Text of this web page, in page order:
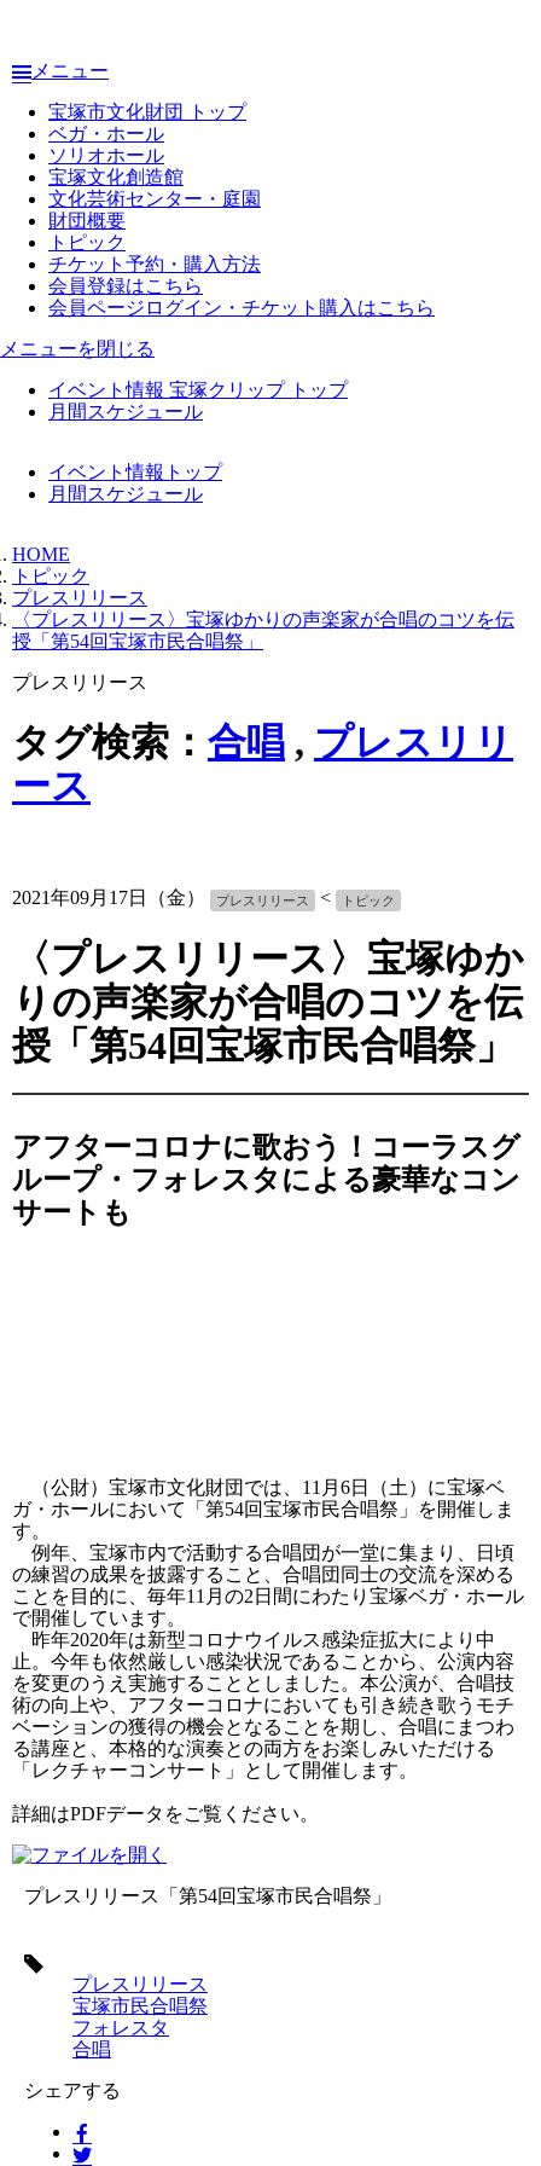
メニュー
宝塚市文化財団 トップ
ベガ・ホール
ソリオホール
宝塚文化創造館
文化芸術センター・庭園
財団概要
トピック
チケット予約・購入方法
会員登録はこちら
会員ページログイン・チケット購入はこちら
メニューを閉じる
イベント情報 宝塚クリップ トップ
月間スケジュール
イベント情報トップ
月間スケジュール
HOME
トピック
プレスリリース
〈プレスリリース〉宝塚ゆかりの声楽家が合唱のコツを伝
授「第54回宝塚市民合唱祭」
プレスリリース
タグ検索： 合唱 , プレスリリ
ース
2021年09月17日（金） プレスリリース < トピック
〈プレスリリース〉宝塚ゆか
りの声楽家が合唱のコツを伝
授「第54回宝塚市民合唱祭」
アフターコロナに歌おう！コーラスグ
ループ・フォレスタによる豪華なコン
サートも
（公財）宝塚市文化財団では、11月6日（土）に宝塚ベ
ガ・ホールにおいて「第54回宝塚市民合唱祭」を開催しま
す。
例年、宝塚市内で活動する合唱団が一堂に集まり、日頃
の練習の成果を披露すること、合唱団同士の交流を深める
ことを目的に、毎年11月の2日間にわたり宝塚ベガ・ホール
で開催しています。
昨年2020年は新型コロナウイルス感染症拡大により中
止。今年も依然厳しい感染状況であることから、公演内容
を変更のうえ実施することとしました。本公演が、合唱技
術の向上や、アフターコロナにおいても引き続き歌うモチ
ベーションの獲得の機会となることを期し、合唱にまつわ
る講座と、本格的な演奏との両方をお楽しみいただける
「レクチャーコンサート」として開催します。
詳細はPDFデータをご覧ください。
プレスリリース「第54回宝塚市民合唱祭」
プレスリリース
宝塚市民合唱祭
フォレスタ
合唱
シェアする